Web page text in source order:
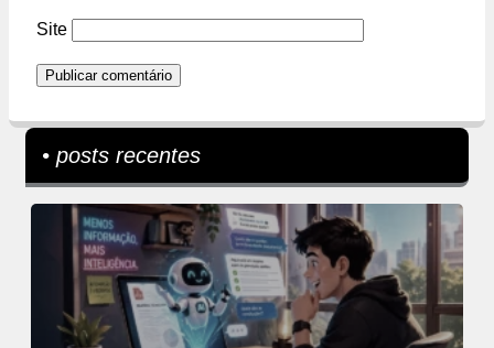
Site
• posts recentes